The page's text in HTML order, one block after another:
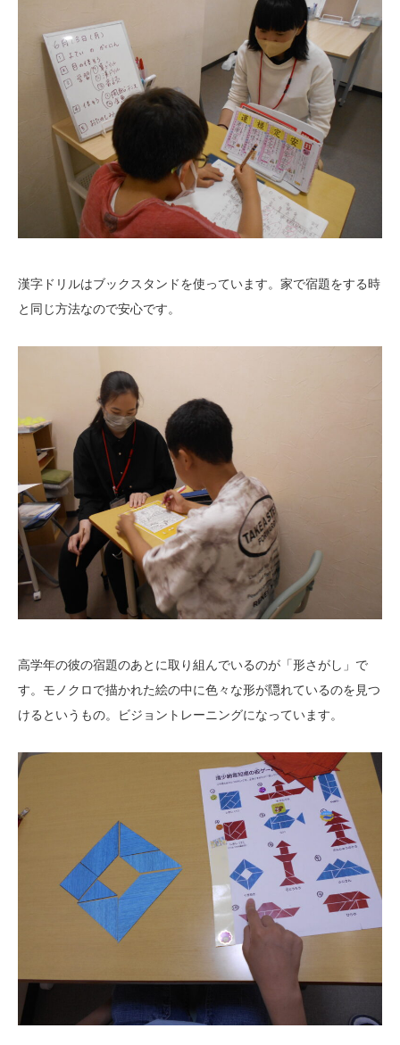
漢字ドリルはブックスタンドを使っています。家で宿題をする時
と同じ方法なので安心です。
高学年の彼の宿題のあとに取り組んでいるのが「形さがし」で
す。モノクロで描かれた絵の中に色々な形が隠れているのを見つ
けるというもの。ビジョントレーニングになっています。